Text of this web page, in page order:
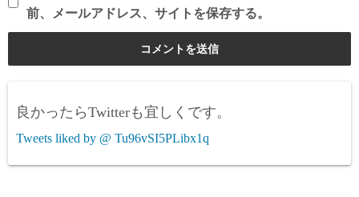
前、メールアドレス、サイトを保存する。
良かったらTwitterも宜しくです。
Tweets liked by @ Tu96vSI5PLibx1q